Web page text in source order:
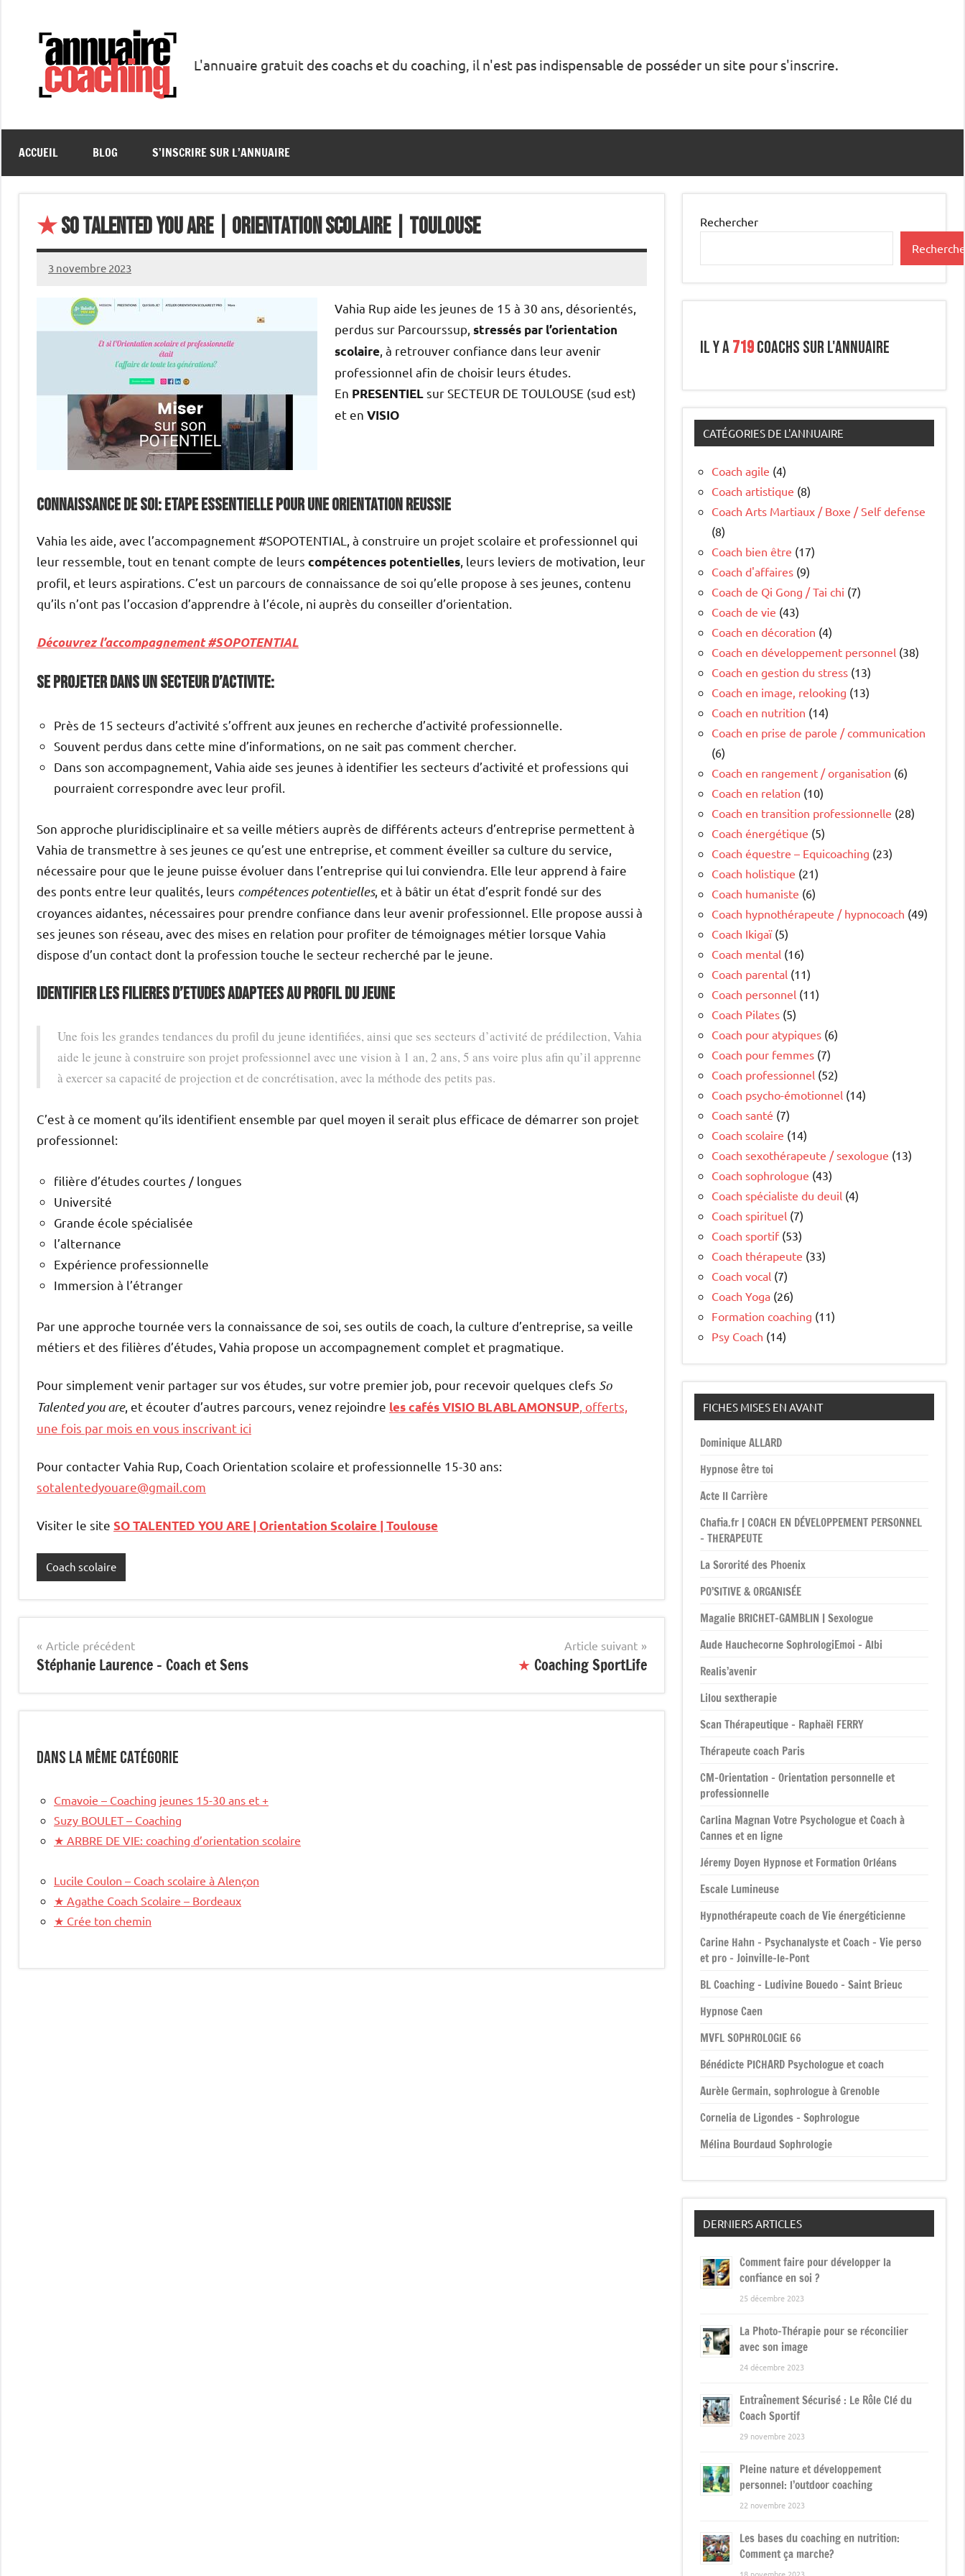
Coaching
L'annuaire gratuit des coachs et du coaching, il n'est pas indispensable de posséder un site pour s'inscrire.
ACCUEIL BLOG S’INSCRIRE SUR L’ANNUAIRE
★SO TALENTED YOU ARE | Orientation Scolaire | Toulouse
3 novembre 2023
annuairecoaching
Vahia Rup aide les jeunes de 15 à 30 ans, désorientés,
perdus sur Parcourssup, stressés par l’orientation
scolaire , à retrouver confiance dans leur avenir
professionnel afin de choisir leurs études.
En PRESENTIELsur SECTEUR DE TOULOUSE (sud est)
et en VISIO
CONNAISSANCE DE SOI: ETAPE ESSENTIELLE POUR UNE ORIENTATION REUSSIE
Vahia les aide, avec l’accompagnement #SOPOTENTIAL, à construire un projet scolaire et professionnel qui
leur ressemble, tout en tenant compte de leurs compétences potentielles , leurs leviers de motivation, leur
profil, et leurs aspirations. C’est un parcours de connaissance de soi qu’elle propose à ses jeunes, contenu
qu’ils n’ont pas l’occasion d’apprendre à l’école, ni auprès du conseiller d’orientation.
Découvrez l’accompagnement #SOPOTENTIAL
SE PROJETER DANS UN SECTEUR D’ACTIVITE:
Près de 15 secteurs d’activité s’offrent aux jeunes en recherche d’activité professionnelle.
Souvent perdus dans cette mine d’informations, on ne sait pas comment chercher.
Dans son accompagnement, Vahia aide ses jeunes à identifier les secteurs d’activité et professions qui
pourraient correspondre avec leur profil.
Son approche pluridisciplinaire et sa veille métiers auprès de différents acteurs d’entreprise permettent à
Vahia de transmettre à ses jeunes ce qu’est une entreprise, et comment éveiller sa culture du service,
nécessaire pour que le jeune puisse évoluer dans l’entreprise qui lui conviendra. Elle leur apprend à faire
des ponts entre leur qualités, leurs compétences potentielles, et à bâtir un état d’esprit fondé sur des
croyances aidantes, nécessaires pour prendre confiance dans leur avenir professionnel. Elle propose aussi à
ses jeunes son réseau, avec des mises en relation pour profiter de témoignages métier lorsque Vahia
dispose d’un contact dont la profession touche le secteur recherché par le jeune.
IDENTIFIER LES FILIERES D’ETUDES ADAPTEES AU PROFIL DU JEUNE
Une fois les grandes tendances du profil du jeune identifiées, ainsi que ses secteurs d’activité de prédilection, Vahia
aide le jeune à construire son projet professionnel avec une vision à 1 an, 2 ans, 5 ans voire plus afin qu’il apprenne
à exercer sa capacité de projection et de concrétisation, avec la méthode des petits pas.
C’est à ce moment qu’ils identifient ensemble par quel moyen il serait plus efficace de démarrer son projet
professionnel:
filière d’études courtes / longues
Université
Grande école spécialisée
l’alternance
Expérience professionnelle
Immersion à l’étranger
Par une approche tournée vers la connaissance de soi, ses outils de coach, la culture d’entreprise, sa veille
métiers et des filières d’études, Vahia propose un accompagnement complet et pragmatique.
Pour simplement venir partager sur vos études, sur votre premier job, pour recevoir quelques clefs So
Talented you are, et écouter d’autres parcours, venez rejoindre les cafés VISIO BLABLAMONSUP , offerts,
une fois par mois en vous inscrivant ici
Pour contacter Vahia Rup, Coach Orientation scolaire et professionnelle 15-30 ans:
sotalentedyouare@gmail.com
Visiter le site SO TALENTED YOU ARE | Orientation Scolaire | Toulouse
Étiqueté
avec
site
en
avant
Coach scolaire
Navigation
de
l’article
Article précédent
Stéphanie Laurence – Coach et Sens
Article suivant
★ Coaching SportLife
Dans la même catégorie
Cmavoie – Coaching jeunes 15-30 ans et +
Suzy BOULET – Coaching
★ ARBRE DE VIE: coaching d’orientation scolaire
Lucile Coulon – Coach scolaire à Alençon
★ Agathe Coach Scolaire – Bordeaux
★ Crée ton chemin
Rechercher
Il y a719coachs sur l'annuaire
CATÉGORIES DE L'ANNUAIRE
Coach agile (4)
Coach artistique (8)
Coach Arts Martiaux / Boxe / Self defense
(8)
Coach bien être (17)
Coach d'affaires (9)
Coach de Qi Gong / Tai chi (7)
Coach de vie (43)
Coach en décoration (4)
Coach en développement personnel (38)
Coach en gestion du stress (13)
Coach en image, relooking (13)
Coach en nutrition (14)
Coach en prise de parole / communication
(6)
Coach en rangement / organisation (6)
Coach en relation (10)
Coach en transition professionnelle (28)
Coach énergétique (5)
Coach équestre – Equicoaching (23)
Coach holistique (21)
Coach humaniste (6)
Coach hypnothérapeute / hypnocoach (49)
Coach Ikigaï(5)
Coach mental (16)
Coach parental (11)
Coach personnel (11)
Coach Pilates (5)
Coach pour atypiques (6)
Coach pour femmes (7)
Coach professionnel (52)
Coach psycho-émotionnel (14)
Coach santé (7)
Coach scolaire (14)
Coach sexothérapeute / sexologue (13)
Coach sophrologue (43)
Coach spécialiste du deuil (4)
Coach spirituel (7)
Coach sportif(53)
Coach thérapeute (33)
Coach vocal (7)
Coach Yoga (26)
Formation coaching (11)
Psy Coach (14)
FICHES MISES EN AVANT
Dominique ALLARD
Hypnose être toi
Acte II Carrière
Chafia.fr | COACH EN DÉVELOPPEMENT PERSONNEL
– THERAPEUTE
La Sororité des Phoenix
PO’SITIVE & ORGANISÉE
Magalie BRICHET-GAMBLIN | Sexologue
Aude Hauchecorne SophrologiEmoi – Albi
Realis’avenir
Lilou sextherapie
Scan Thérapeutique – Raphaël FERRY
Thérapeute coach Paris
CM-Orientation – Orientation personnelle et
professionnelle
Carlina Magnan Votre Psychologue et Coach à
Cannes et en ligne
Jéremy Doyen Hypnose et Formation Orléans
Escale Lumineuse
Hypnothérapeute coach de Vie énergéticienne
Carine Hahn – Psychanalyste et Coach – Vie perso
et pro – Joinville-le-Pont
BL Coaching – Ludivine Bouedo – Saint Brieuc
Hypnose Caen
MVFL SOPHROLOGIE 66
Bénédicte PICHARD Psychologue et coach
Aurèle Germain, sophrologue à Grenoble
Cornelia de Ligondes – Sophrologue
Mélina Bourdaud Sophrologie
DERNIERS ARTICLES
Comment faire pour développer la
confiance en soi ?
25 décembre 2023
La Photo-Thérapie pour se réconcilier
avec son image
24 décembre 2023
Entraînement Sécurisé : Le Rôle Clé du
Coach Sportif
29 novembre 2023
Pleine nature et développement
personnel: l’outdoor coaching
22 novembre 2023
Les bases du coaching en nutrition:
Comment ça marche?